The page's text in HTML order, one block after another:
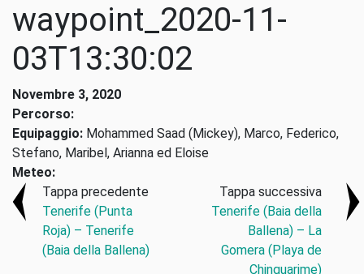
waypoint_2020-11-
03T13:30:02
Novembre 3, 2020
Percorso:
Equipaggio: Mohammed Saad (Mickey), Marco, Federico,
Stefano, Maribel, Arianna ed Eloise
Meteo:
Tappa precedente
Tenerife (Punta
Roja) – Tenerife
(Baia della Ballena)
Tappa successiva
Tenerife (Baia della
Ballena) – La
Gomera (Playa de
Chinguarime)